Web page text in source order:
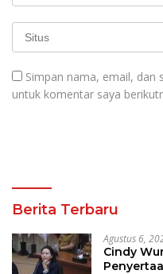
Simpan nama, email, dan
untuk komentar saya
Berita Terbaru
Agustus 6,
Cindy